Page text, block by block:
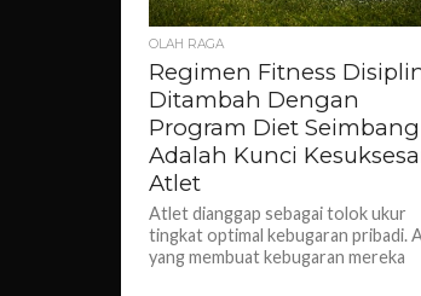
OLAH RAGA
Regimen Fitness
Ditambah Dengan
Program Diet Seimbang
Adalah Kunci
Atlet
Atlet dianggap sebagai tolok ukur
tingkat optimal kebugaran pribadi.
yang membuat kebugaran mereka